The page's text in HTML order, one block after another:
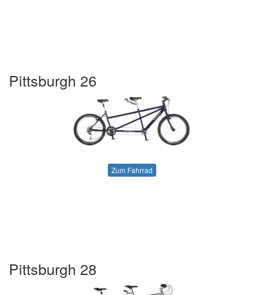
Pittsburgh 26
Zum Fahrrad
Pittsburgh 28